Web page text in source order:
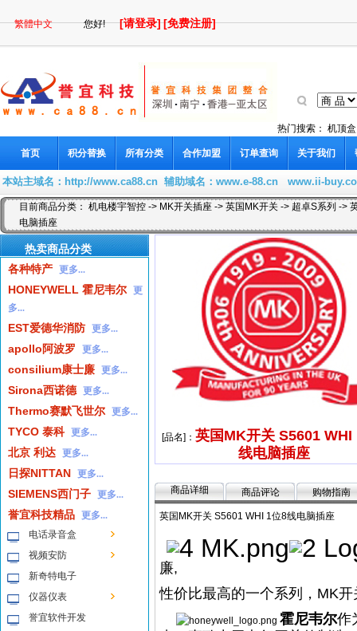
繁體中文 您好![请登录][免费注册]
热门搜索： 机顶盒
首页 积分替换 所有分类 合作加盟 订单查询 关于我们
本站主域名： http://www.ca88.cn 辅助域名： www.e-88.cn www.ii-
目前商品分类： 机电楼宇智控 -> MK开关插座 -> 英国MK开关 -> 超卓S系列 ->
电脑插座
热卖商品分类
各种特产 更多...
HONEYWELL 霍尼韦尔 更
多...
EST爱德华消防 更多...
apollo阿波罗 更多...
consilium康士廉 更多...
Sirona西诺德 更多...
Thermo赛默飞世尔 更多...
TYCO 泰科 更多...
北京 利达 更多...
日探NITTAN 更多...
SIEMENS西门子 更多...
誉宜科技精品 更多...
电话录音盒
视频安防
新奇特电子
仪器仪表
誉宜软件开发
[品名]： 英国MK开关 S5601 WHI
线电脑插座
商品详细 商品评论 购物指南
英国MK开关 S5601 WHI 1位8线电脑插座
廉,
性价比最高的一个系列，MK
霍尼韦尔作